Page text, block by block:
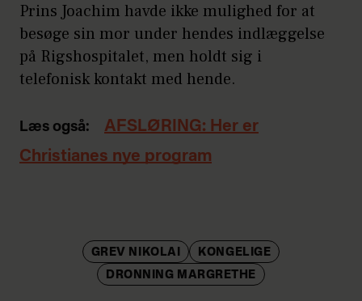
Prins Joachim havde ikke mulighed for at
besøge sin mor under hendes indlæggelse
på Rigshospitalet, men holdt sig i
telefonisk kontakt med hende.
Læs også:
AFSLØRING: Her er
Christianes nye program
GREV NIKOLAI
KONGELIGE
DRONNING MARGRETHE